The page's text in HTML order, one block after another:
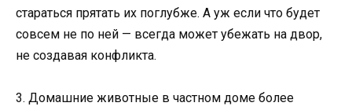
стараться прятать их поглубже. А уж если что будет
совсем не по ней — всегда может убежать на двор,
не создавая конфликта.
3. Домашние животные в частном доме более